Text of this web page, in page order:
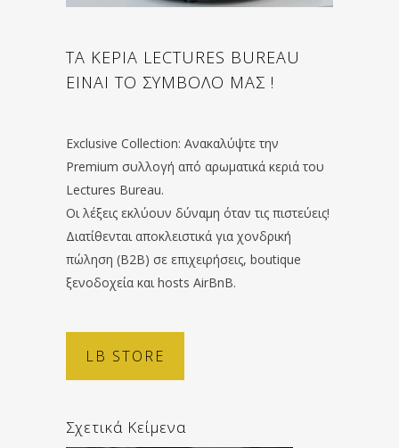
ΤΑ ΚΕΡΙΑ LECTURES BUREAU
ΕΙΝΑΙ ΤΟ ΣΥΜΒΟΛΟ ΜΑΣ !
Exclusive Collection: Ανακαλύψτε την
Premium συλλογή από αρωματικά κεριά του
Lectures Bureau.
Οι λέξεις εκλύουν δύναμη όταν τις πιστεύεις!
Διατίθενται αποκλειστικά για χονδρική
πώληση (B2B) σε επιχειρήσεις, boutique
ξενοδοχεία και hosts AirBnB.
LB STORE
Σχετικά Κείμενα